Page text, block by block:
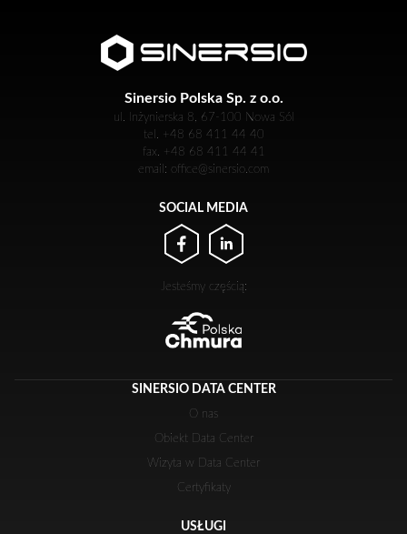
Sinersio Polska Sp. z o.o.
ul. Inżynierska 8, 67-100 Nowa Sól
tel. +48 68 411 44 40
fax. +48 68 411 44 41
email: office@sinersio.com
SOCIAL MEDIA
Jesteśmy częścią:
SINERSIO DATA CENTER
O nas
Obiekt Data Center
Wizyta w Data Center
Certyfikaty
USŁUGI